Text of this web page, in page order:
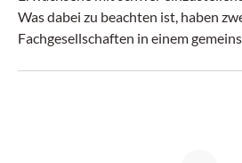
Was dabei zu beachten ist, haben
Fachgesellschaften in einem